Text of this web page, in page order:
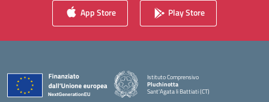
App Store Play Store
Istituto Comprensivo
Pluchinotta
Sant'Agata li Battiati (CT)
— Visita la pagina iniziale della scuola